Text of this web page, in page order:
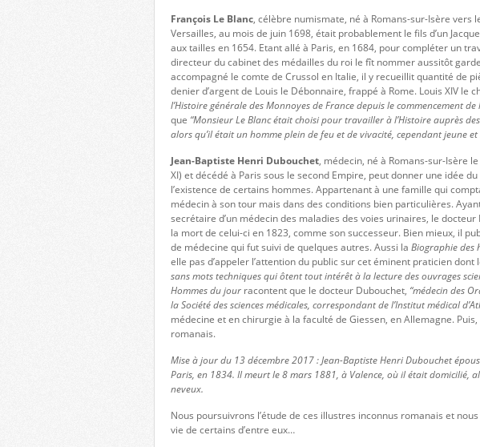
François Le Blanc, célèbre numismate, né à Romans-sur-Isère vers
Versailles, au mois de juin 1698, était probablement le fils d’un
aux tailles en 1654. Etant allé à Paris, en 1684, pour compléter un
directeur du cabinet des médailles du roi le fît nommer aussitôt
accompagné le comte de Crussol en Italie, il y recueillit quantité de
denier d’argent de Louis le Débonnaire, frappé à Rome. Louis XIV le
l’Histoire générale des Monnoyes de France depuis le commencement
que “Monsieur Le Blanc était choisi pour travailler à l’Histoire auprès
alors qu’il était un homme plein de feu et de vivacité, cependant jeune et
Jean-Baptiste Henri Dubouchet, médecin, né à Romans-sur-Isère
XI) et décédé à Paris sous le second Empire, peut donner une idée
l’existence de certains hommes. Appartenant à une famille qui
médecin à son tour mais dans des conditions bien particulières.
secrétaire d’un médecin des maladies des voies urinaires, le
la mort de celui-ci en 1823, comme son successeur. Bien mieux, il
de médecine qui fut suivi de quelques autres. Aussi la Biographie des
elle pas d’appeler l’attention du public sur cet éminent praticien dont
sans mots techniques qui ôtent tout intérêt à la lecture des ouvrages
Hommes du jour racontent que le docteur Dubouchet, “médecin des
la Société des sciences médicales, correspondant de l’Institut médical
médecine et en chirurgie à la faculté de Giessen, en Allemagne.
romanais.
Mise à jour du 13 décembre 2017 : Jean-Baptiste Henri Dubouchet
Paris, en 1834. Il meurt le 8 mars 1881, à Valence, où il était domicilié,
neveux.
Nous poursuivrons l’étude de ces illustres inconnus romanais et
vie de certains d’entre eux…